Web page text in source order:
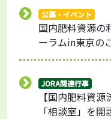
公募・イベント
国内肥料資源の
ーラムin東京の
JORA関連行事
【国内肥料資
「相談室」を開